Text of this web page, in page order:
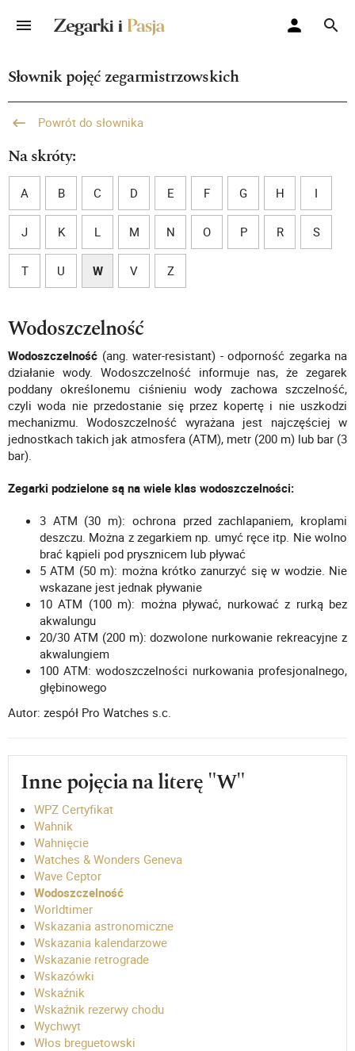
Słownik pojęć zegarmistrzowskich
Powrót do słownika
Na skróty:
A B C D E F G H I
J K L M N O P R S
T U W V Z
Wodoszczelność
Wodoszczelność (ang. water-resistant) - odporność zegarka na
działanie wody. Wodoszczelność informuje nas, że zegarek
poddany określonemu ciśnieniu wody zachowa szczelność,
czyli woda nie przedostanie się przez kopertę i nie uszkodzi
mechanizmu. Wodoszczelność wyrażana jest najczęściej w
jednostkach takich jak atmosfera (ATM), metr (200 m) lub bar (3
bar).
Zegarki podzielone są na wiele klas wodoszczelności:
3 ATM (30 m): ochrona przed zachlapaniem, kroplami
deszczu. Można z zegarkiem np. umyć ręce itp. Nie wolno
brać kąpieli pod prysznicem lub pływać
5 ATM (50 m): można krótko zanurzyć się w wodzie. Nie
wskazane jest jednak pływanie
10 ATM (100 m): można pływać, nurkować z rurką bez
akwalungu
20/30 ATM (200 m): dozwolone nurkowanie rekreacyjne z
akwalungiem
100 ATM: wodoszczelności nurkowania profesjonalnego,
głębinowego
Autor: zespół Pro Watches s.c.
Inne pojęcia na literę "W"
WPZ Certyfikat
Wahnik
Wahnięcie
Watches & Wonders Geneva
Wave Ceptor
Wodoszczelność
Worldtimer
Wskazania astronomiczne
Wskazania kalendarzowe
Wskazanie retrograde
Wskazówki
Wskaźnik
Wskaźnik rezerwy chodu
Wychwyt
Włos breguetowski